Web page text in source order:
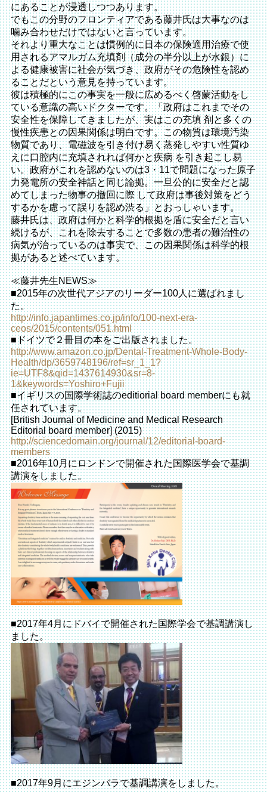
にあることが浸透しつつあります。
でもこの分野のフロンティアである藤井氏は大事なのは
噛み合わせだけではないと言っています。
それより重大なことは慣例的に日本の保険適用治療で使
用されるアマルガム充填剤（成分の半分以上が水銀）に
よる健康被害に社会が気づき、政府がその危険性を認め
ることだという意見を持っています。
彼は積極的にこの事実を一般に広めるべく啓蒙活動をし
ている意識の高いドクターです。「政府はこれまでその
安全性を保障してきましたが、実はこの充填 剤と多くの
慢性疾患との因果関係は明白です。この物質は環境汚染
物質であり、電磁波を引き付け易く蒸発しやすい性質ゆ
えに口腔内に充填されれば何かと疾病 を引き起こし易
い。政府がこれを認めないのは3・11で問題になった原子
力発電所の安全神話と同じ論拠。一旦公的に安全だと認
めてしまった物事の撤回に際 して政府は事後対策をどう
するかを慮って誤りを認め渋る」とおっしゃいます。
藤井氏は、政府は何かと科学的根拠を盾に安全だと言い
続けるが、これを除去することで多数の患者の難治性の
病気が治っているのは事実で、この因果関係は科学的根
拠があると述べています。
≪藤井先生NEWS≫
■2015年の次世代アジアのリーダー100人に選ばれまし
た。
http://info.japantimes.co.jp/info/100-next-era-
ceos/2015/contents/051.html
■ドイツで２冊目の本をご出版されました。
http://www.amazon.co.jp/Dental-Treatment-Whole-Body-
Health/dp/3659748196/ref=sr_1_1?
ie=UTF8&qid=1437614930&sr=8-
1&keywords=Yoshiro+Fujii
■イギリスの国際学術誌のeditiorial board memberにも就
任されています。
[British Journal of Medicine and Medical Research
Editorial board member] (2015)
http://sciencedomain.org/journal/12/editorial-board-
members
■2016年10月にロンドンで開催された国際医学会で基調
講演をしました。
■2017年4月にドバイで開催された国際学会で基調講演し
ました。
■2017年9月にエジンバラで基調講演をしました。